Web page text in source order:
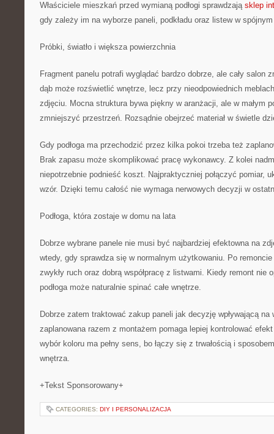
Właściciele mieszkań przed wymianą podłogi sprawdzają sklep
gdy zależy im na wyborze paneli, podkładu oraz listew w
Próbki, światło i większa powierzchnia
Fragment panelu potrafi wyglądać bardzo dobrze, ale cały salon
dąb może rozświetlić wnętrze, lecz przy nieodpowiednich
zdjęciu. Mocna struktura bywa piękny w aranżacji, ale w małym
zmniejszyć przestrzeń. Rozsądnie obejrzeć materiał w świetle
Gdy podłoga ma przechodzić przez kilka pokoi trzeba też
Brak zapasu może skomplikować pracę wykonawcy. Z kolei
niepotrzebnie podnieść koszt. Najpraktyczniej połączyć pomiar,
wzór. Dzięki temu całość nie wymaga nerwowych decyzji w
Podłoga, która zostaje w domu na lata
Dobrze wybrane panele nie musi być najbardziej efektowna na
wtedy, gdy sprawdza się w normalnym użytkowaniu. Po
zwykły ruch oraz dobrą współpracę z listwami. Kiedy remont nie
podłoga może naturalnie spinać całe wnętrze.
Dobrze zatem traktować zakup paneli jak decyzję wpływającą na
zaplanowana razem z montażem pomaga lepiej kontrolować
wybór koloru ma pełny sens, bo łączy się z trwałością i
wnętrza.
+Tekst Sponsorowany+
CATEGORIES: DIY I PERSONALIZACJA